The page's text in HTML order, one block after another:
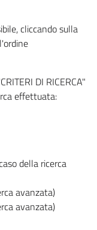
cliccando sulla
DI RICERCA"
effettuata:
della ricerca
avanzata)
avanzata)